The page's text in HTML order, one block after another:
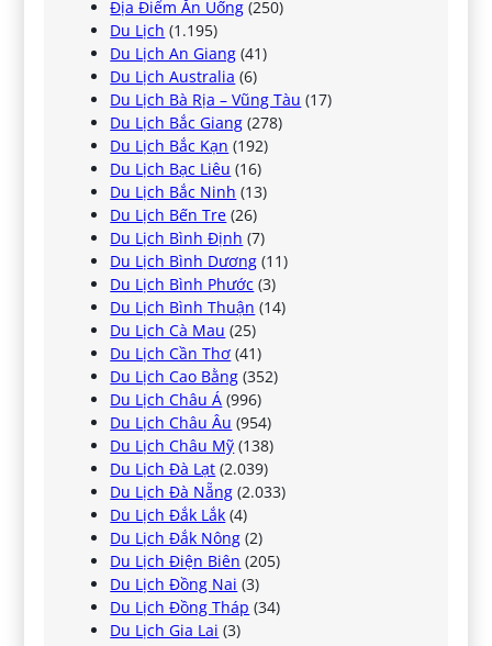
Địa Điểm Ăn Uống (250)
Du Lịch (1.195)
Du Lịch An Giang (41)
Du Lịch Australia (6)
Du Lịch Bà Rịa – Vũng Tàu (17)
Du Lịch Bắc Giang (278)
Du Lịch Bắc Kạn (192)
Du Lịch Bạc Liêu (16)
Du Lịch Bắc Ninh (13)
Du Lịch Bến Tre (26)
Du Lịch Bình Định (7)
Du Lịch Bình Dương (11)
Du Lịch Bình Phước (3)
Du Lịch Bình Thuận (14)
Du Lịch Cà Mau (25)
Du Lịch Cần Thơ (41)
Du Lịch Cao Bằng (352)
Du Lịch Châu Á (996)
Du Lịch Châu Âu (954)
Du Lịch Châu Mỹ (138)
Du Lịch Đà Lạt (2.039)
Du Lịch Đà Nẵng (2.033)
Du Lịch Đắk Lắk (4)
Du Lịch Đắk Nông (2)
Du Lịch Điện Biên (205)
Du Lịch Đồng Nai (3)
Du Lịch Đồng Tháp (34)
Du Lịch Gia Lai (3)